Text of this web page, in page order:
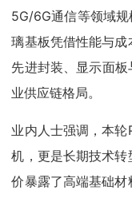
5G/6G通信等领域
璃基板凭借性能与
先进封装、显示面
业供应链格局。
业内人士强调，本
机，更是长期技术
价暴露了高端基础